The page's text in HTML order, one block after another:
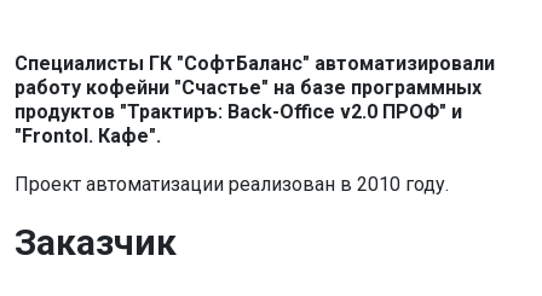
Специалисты ГК "СофтБаланс" автоматизировали
работу кофейни "Счастье" на базе программных
продуктов "Трактиръ: Back-Office v2.0 ПРОФ" и
"Frontol. Кафе".
Проект автоматизации реализован в 2010 году.
Заказчик